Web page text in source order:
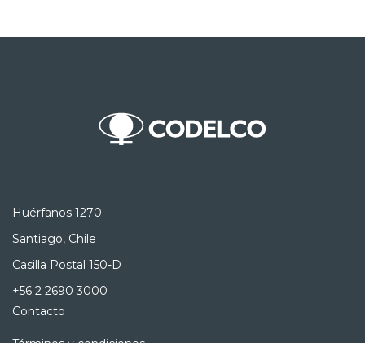
Huérfanos 1270
Santiago, Chile
Casilla Postal 150-D
+56 2 2690 3000
Contacto